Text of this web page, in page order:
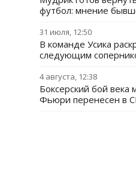
футбол: мнение
31 июля, 12:50
В команде Усика
следующим
4 августа, 12:38
Боксерский бой
Фьюри перенесен в